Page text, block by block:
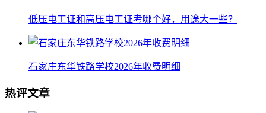
低压电工证和高压电工证考哪个好，用途大一些？
石家庄东华铁路学校2026年收费明细
热评文章